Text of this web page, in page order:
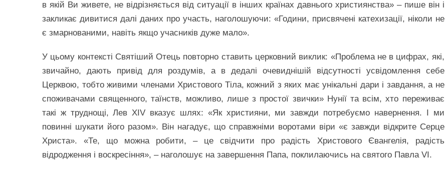
в якій Ви живете, не відрізняється від ситуації в інших країнах давнього християнства» – пише він і
закликає дивитися далі даних про участь, наголошуючи: «Години, присвячені катехизації, ніколи не
є змарнованими, навіть якщо учасників дуже мало».
У цьому контексті Святіший Отець повторно ставить церковний виклик: «Проблема не в цифрах, які,
звичайно, дають привід для роздумів, а в дедалі очевиднішій відсутності усвідомлення себе
Церквою, тобто живими членами Христового Тіла, кожний з яких має унікальні дари і завдання, а не
споживачами священного, таїнств, можливо, лише з простої звички» Нунії та всім, хто переживає
такі ж труднощі, Лев XIV вказує шлях: «Як християни, ми завжди потребуємо навернення. І ми
повинні шукати його разом». Він нагадує, що справжніми воротами віри «є завжди відкрите Серце
Христа». «Те, що можна робити, – це свідчити про радість Христового Євангелія, радість
відродження і воскресіння», – наголошує на завершення Папа, поклилаючись на святого Павла VI.